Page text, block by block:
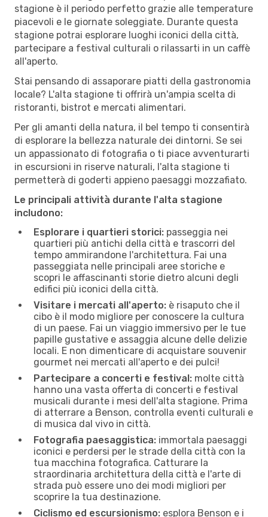
stagione è il periodo perfetto grazie alle temperature
piacevoli e le giornate soleggiate. Durante questa
stagione potrai esplorare luoghi iconici della città,
partecipare a festival culturali o rilassarti in un caffè
all'aperto.
Stai pensando di assaporare piatti della gastronomia
locale? L'alta stagione ti offrirà un'ampia scelta di
ristoranti, bistrot e mercati alimentari.
Per gli amanti della natura, il bel tempo ti consentirà
di esplorare la bellezza naturale dei dintorni. Se sei
un appassionato di fotografia o ti piace avventurarti
in escursioni in riserve naturali, l'alta stagione ti
permetterà di goderti appieno paesaggi mozzafiato.
Le principali attività durante l'alta stagione
includono:
Esplorare i quartieri storici: passeggia nei
quartieri più antichi della città e trascorri del
tempo ammirandone l'architettura. Fai una
passeggiata nelle principali aree storiche e
scopri le affascinanti storie dietro alcuni degli
edifici più iconici della città.
Visitare i mercati all'aperto: è risaputo che il
cibo è il modo migliore per conoscere la cultura
di un paese. Fai un viaggio immersivo per le tue
papille gustative e assaggia alcune delle delizie
locali. E non dimenticare di acquistare souvenir
gourmet nei mercati all'aperto e dei pulci!
Partecipare a concerti e festival: molte città
hanno una vasta offerta di concerti e festival
musicali durante i mesi dell'alta stagione. Prima
di atterrare a Benson, controlla eventi culturali e
di musica dal vivo in città.
Fotografia paesaggistica: immortala paesaggi
iconici e perdersi per le strade della città con la
tua macchina fotografica. Catturare la
straordinaria architettura della città e l'arte di
strada può essere uno dei modi migliori per
scoprire la tua destinazione.
Ciclismo ed escursionismo: esplora Benson e i